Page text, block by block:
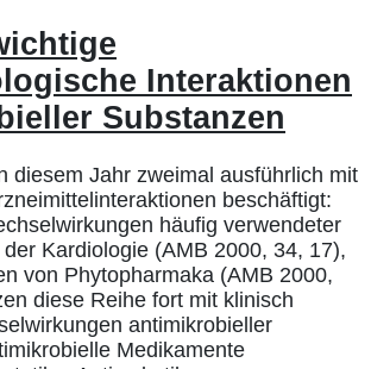
Interaktionen
Substanzen
diesem Jahr zweimal ausführlich mit
beschäftigt:
häufig verwendeter
Kardiologie (AMB 2000, 34, 17),
von Phytopharmaka (AMB 2000,
diese Reihe fort mit klinisch
antimikrobieller
Medikamente